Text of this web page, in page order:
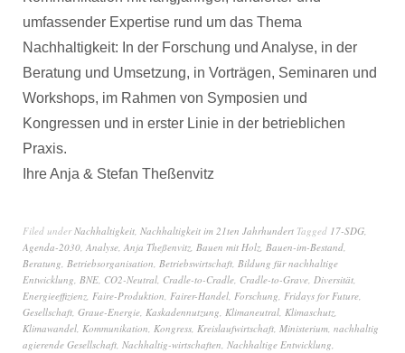
umfassender Expertise rund um das Thema
Nachhaltigkeit: In der Forschung und Analyse, in der
Beratung und Umsetzung, in Vorträgen, Seminaren und
Workshops, im Rahmen von Symposien und
Kongressen und in erster Linie in der betrieblichen
Praxis.
Ihre Anja & Stefan Theßenvitz
Filed underNachhaltigkeit, Nachhaltigkeit im 21ten Jahrhundert Tagged 17-SDG,
Agenda-2030, Analyse, Anja Theßenvitz, Bauen mit Holz, Bauen-im-Bestand,
Beratung, Betriebsorganisation, Betriebswirtschaft, Bildung für nachhaltige
Entwicklung, BNE, CO2-Neutral, Cradle-to-Cradle, Cradle-to-Grave, Diversität,
Energieeffizienz, Faire-Produktion, Fairer-Handel, Forschung, Fridays for Future,
Gesellschaft, Graue-Energie, Kaskadennutzung, Klimaneutral, Klimaschutz,
Klimawandel, Kommunikation, Kongress, Kreislaufwirtschaft, Ministerium, nachhaltig
agierende Gesellschaft, Nachhaltig-wirtschaften, Nachhaltige Entwicklung,